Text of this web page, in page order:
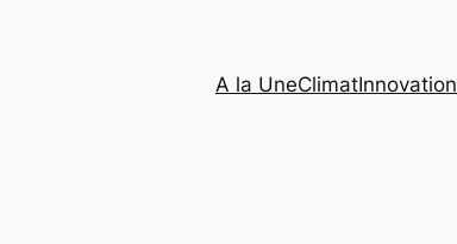
A la UneClimatInnovation